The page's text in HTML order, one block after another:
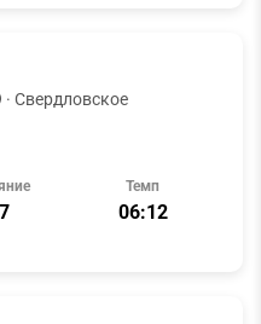
· Свердловское
Темп
06:12